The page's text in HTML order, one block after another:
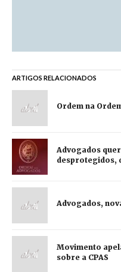
ARTIGOS RELACIONADOS
Ordem na
Advogados
desprotegidos,
Advogados,
Movimento
sobre a CPAS